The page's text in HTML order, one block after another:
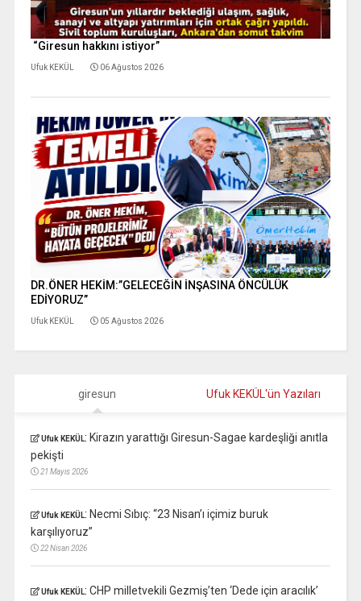
“Giresun hakkını istiyor”
Ufuk KEKÜL 06 Ağustos 2026
DR.ÖNER HEKİM:”GELECEĞİN İNŞASINA ÖNCÜLÜK
EDİYORUZ”
Ufuk KEKÜL 05 Ağustos 2026
giresun Ufuk KEKÜL'ün Yazıları
Ufuk KEKÜL: Kirazın yarattığı Giresun-Sagae kardeşliği anıtla
pekişti
21 Mayıs 2026
Ufuk KEKÜL: Necmi Sıbıç: “23 Nisan’ı içimiz buruk
karşılıyoruz”
22 Nisan 2026
Ufuk KEKÜL: CHP milletvekili Gezmiş’ten ‘Dede için aracılık’